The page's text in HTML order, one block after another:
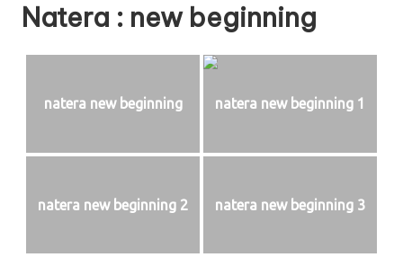
Natera : new beginning
natera new beginning natera new beginning 1
natera new beginning 2 natera new beginning 3